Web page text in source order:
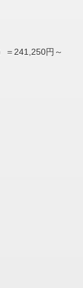
＝241,250円～